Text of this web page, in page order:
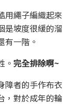
用繩子編織起來
是坡度很緩的溜
有一階。
。 完全排除啊~
障者的手作布衣
，對於成年的輪